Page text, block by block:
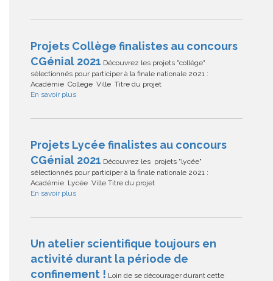
Projets Collège finalistes au concours
CGénial 2021 Découvrez les projets "collège"
sélectionnés pour participer à la finale nationale 2021 :
Académie Collège Ville Titre du projet
En savoir plus
Projets Lycée finalistes au concours
CGénial 2021 Découvrez les projets "lycée"
sélectionnés pour participer à la finale nationale 2021 :
Académie Lycée Ville Titre du projet
En savoir plus
Un atelier scientifique toujours en
activité durant la période de
confinement ! Loin de se décourager durant cette